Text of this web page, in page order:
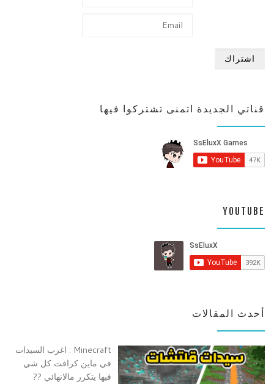
قناتي الجديدة اتمنى تشتركوا فيها
YOUTUBE
أحدث المقالات
Minecraft : اغرب السيدات
في ماين كرافت كل شي
فيها يتكرر مالانهائي ??